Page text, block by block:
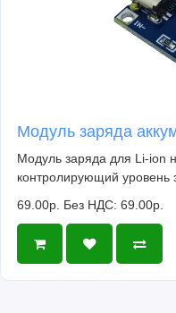
Модуль заряда
Модуль заряда для Li-ion
контролирующий
69.00р. Без НДС: 69.00р.